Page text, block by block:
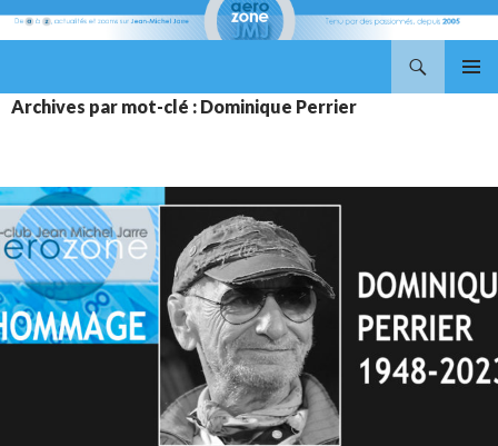
AU
Archives par mot-clé : Dominique Perrier